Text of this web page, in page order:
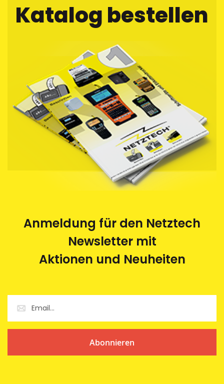
Katalog bestellen
Anmeldung für den Netztech
Newsletter mit
Aktionen und Neuheiten
Abonnieren